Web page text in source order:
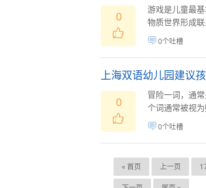
游戏是儿童最
物质世界形成联
0个吐槽
0
上海双语幼儿园建议
冒险一词，通
个词通常被视为
0个吐槽
0
« 首页 上一页